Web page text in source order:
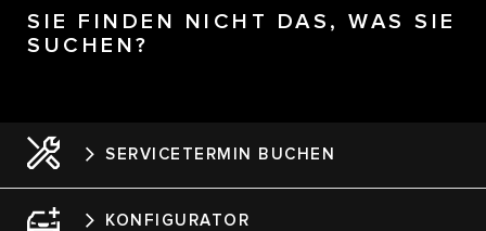
SIE FINDEN NICHT DAS, WAS SIE
SUCHEN?
SERVICETERMIN BUCHEN
KONFIGURATOR